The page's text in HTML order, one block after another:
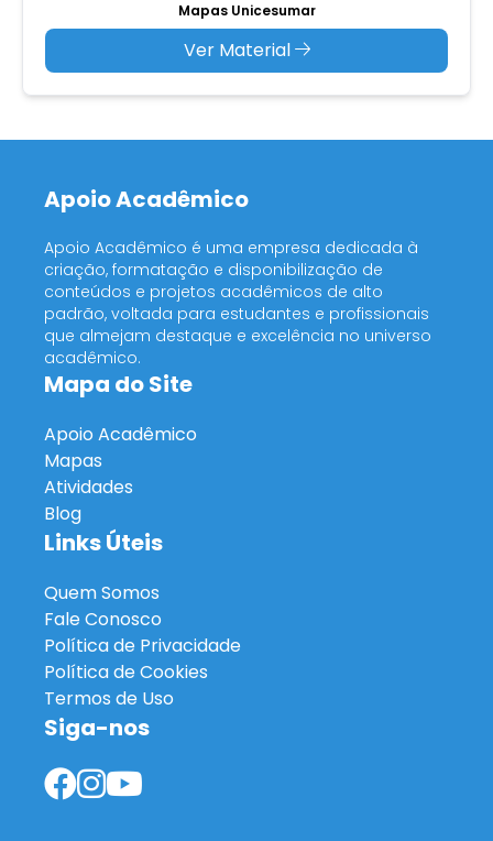
Mapas Unicesumar
Ver Material
Apoio Acadêmico
Apoio Acadêmico é uma empresa dedicada à
criação, formatação e disponibilização de
conteúdos e projetos acadêmicos de alto
padrão, voltada para estudantes e profissionais
que almejam destaque e excelência no universo
acadêmico.
Mapa do Site
Apoio Acadêmico
Mapas
Atividades
Blog
Links Úteis
Quem Somos
Fale Conosco
Política de Privacidade
Política de Cookies
Termos de Uso
Siga-nos